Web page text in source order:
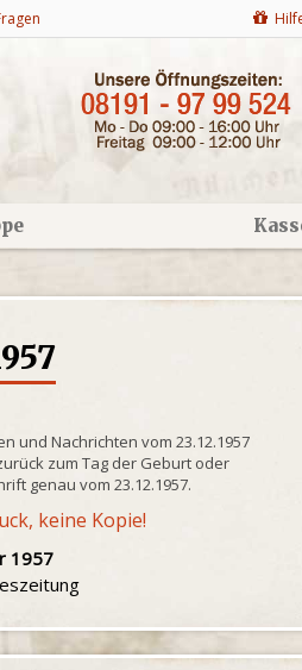
und Nachrichten vom 23.12.1957
zum Tag der Geburt oder
genau vom 23.12.1957.
keine Kopie!
1957